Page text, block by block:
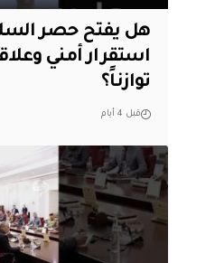
هل يفتح حصر
استقرار أمني
توازناً؟
قبل 4 أيام